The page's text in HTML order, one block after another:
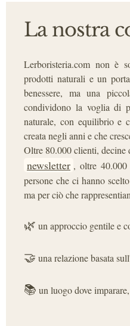
La nostra
Lerboristeria.com non è
prodotti naturali e un
benessere, ma una
condividono la voglia di
naturale, con equilibrio e
creata negli anni e che
Oltre 80.000 clienti,
newsletter , oltre
persone che ci hanno
ma per ciò che
🌿 un approccio gentile e
🤝 una relazione basata
📚 un luogo dove